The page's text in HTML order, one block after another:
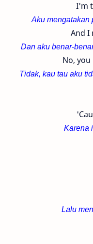
I'm
Aku mengatakan
And I
Dan aku benar-
No,
Tidak, kau tau aku
Karena
Lalu